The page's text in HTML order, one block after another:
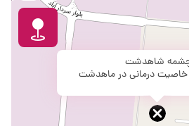
شاهدشت
درمانی در ماهدشت